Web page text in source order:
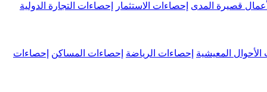
قصيرة المدى إحصاءات الاستثمار إحصاءات التجارة الدولية
الأحوال المعيشية إحصاءات الرياضة إحصاءات المساكن إحصاءات